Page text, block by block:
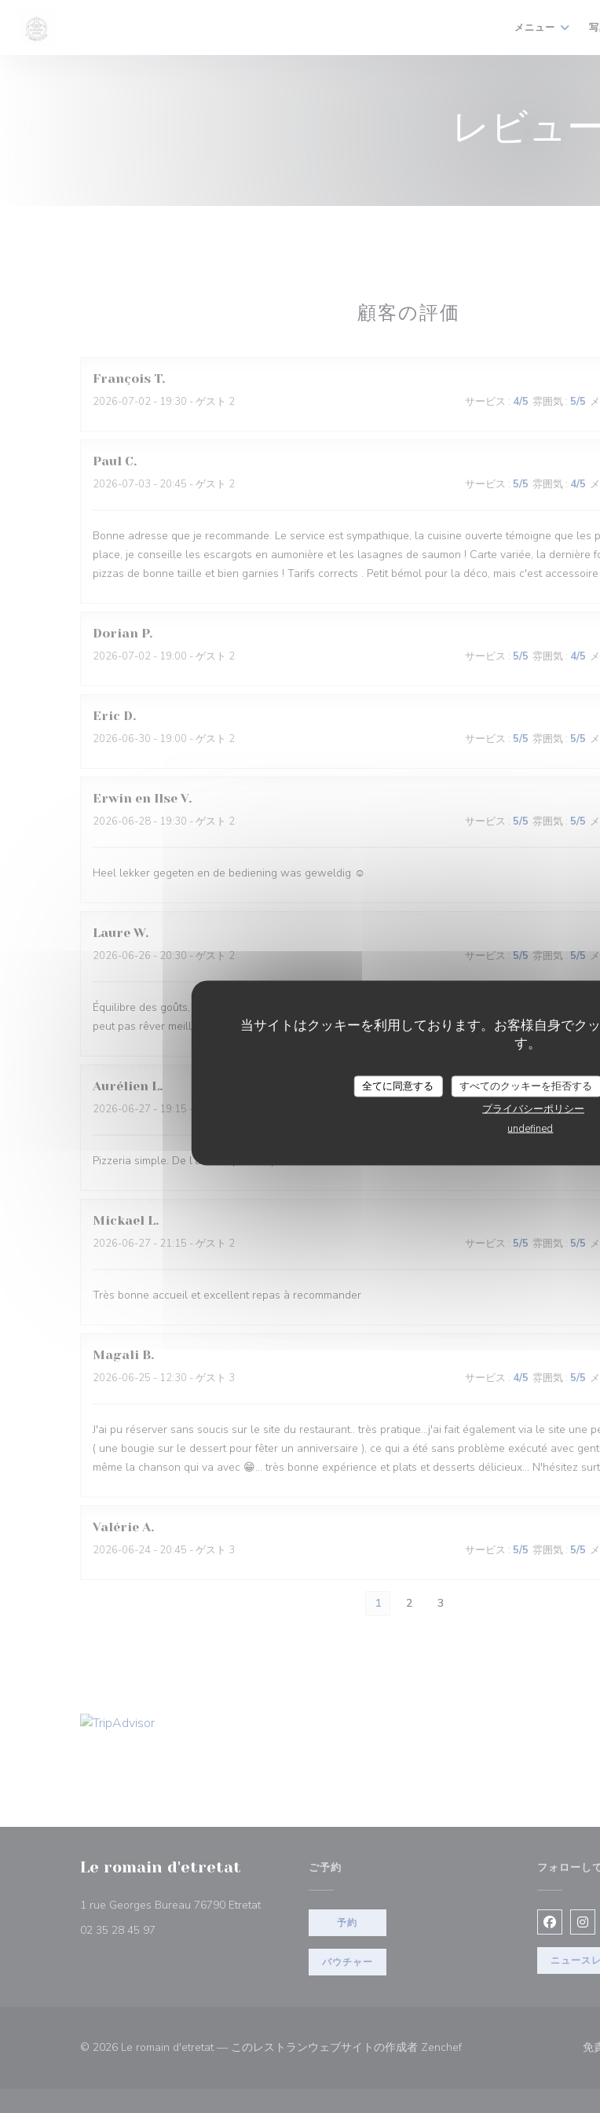
当サイトはクッキーを利用しております。お客様自身でク
す。
全てに同意する すべてのクッキーを拒否する
プライバシーポリシー
undefined
メニュー
レビュ
顧客の評価
François T
2026-07-02 - 19:30 - ゲスト 2 サービス : 4/5 雰囲気 : 5/5
Paul C
2026-07-03 - 20:45 - ゲスト 2 サービス : 5/5 雰囲気 : 4/5
Bonne adresse que je recommande. Le service est sympathique, la cuisine ouverte témoigne que les
place, je conseille les escargots en aumonière et les lasagnes de saumon ! Carte variée, la dernière
pizzas de bonne taille et bien garnies ! Tarifs corrects . Petit bémol pour la déco, mais c'est accessoire
Dorian P
2026-07-02 - 19:00 - ゲスト 2 サービス : 5/5 雰囲気 : 4/5
Eric D
2026-06-30 - 19:00 - ゲスト 2 サービス : 5/5 雰囲気 : 5/5
Erwin en Ilse V
2026-06-28 - 19:30 - ゲスト 2 サービス : 5/5 雰囲気 : 5/5
Heel lekker gegeten en de bediening was geweldig ☺️
Laure W
2026-06-26 - 20:30 - ゲスト 2 サービス : 5/5 雰囲気 : 5/5
Équilibre des goûts, hardiesse des mélanges, subtilité des textures. Le bel ami, c’est du GRAND art, en
peut pas rêver meilleur moment.
Aurélien L
2026-06-27 - 19:15 - ゲスト 3 サービス:3/5 雰囲気:3/5
Pizzeria simple. De l’attente pour la prise de commande et le service
Mickael L
2026-06-27 - 21:15 - ゲスト 2 サービス : 5/5 雰囲気 : 5/5
Très bonne accueil et excellent repas à recommander
Magali B
2026-06-25 - 12:30 - ゲスト 3 サービス : 4/5 雰囲気 : 5/5
J'ai pu réserver sans soucis sur le site du restaurant.. très pratique...j'ai fait également via le site une
( une bougie sur le dessert pour fêter un anniversaire ), ce qui a été sans problème exécuté avec
même la chanson qui va avec 😁... très bonne expérience et plats et desserts délicieux... N'hésitez
Valérie A
2026-06-24 - 20:45 - ゲスト 3 サービス : 5/5 雰囲気 : 5/5
1 2 3
Le romain d'etretat
1 rue Georges Bureau 76790 Etretat((新しいウィンドウで開きます))
02 35 28 45 97
ご予約
予約
バウチャー
フォローし
ニュース
© 2026 Le romain d'etretat — このレストランウェブサイトの作成者 Zenchef((新しいウィンドウで開きま
免